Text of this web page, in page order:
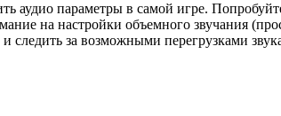
аудио параметры в самой игре.
на настройки объемного звучания
следить за возможными перегрузками